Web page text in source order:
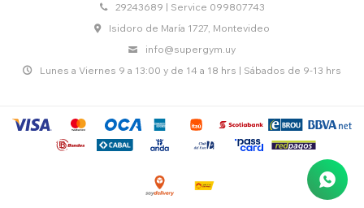
29243689 | Service 099807743
Isidoro de María 1727, Montevideo
info@supergym.uy
Lunes a Viernes 9 a 13:00 y de 14 a 18 hrs | Sábados de 9-13 hrs